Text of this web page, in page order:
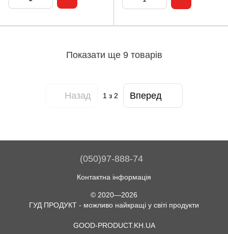
Показати ще 9 товарів
Назад 1 з 2 Вперед
(050)97-888-74
Контактна інформація
© 2020—2026
ГУД ПРОДУКТ - можливо найкращі у світі продукти
GOOD-PRODUCT.KH.UA